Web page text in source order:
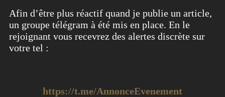
Afin d’être plus réactif quand je publie un article,
un groupe télégram à été mis en place. En le
rejoignant vous recevrez des alertes discrète sur
votre tel :
https://t.me/AnnonceEvenement